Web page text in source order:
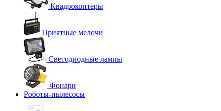
Квадрокоптеры
Приятные мелочи
Светодиодные лампы
Фонари
Роботы-пылесосы